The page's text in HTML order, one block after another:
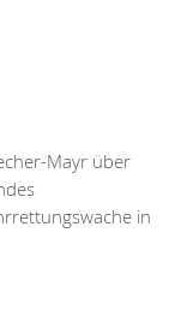
Mayr über
in